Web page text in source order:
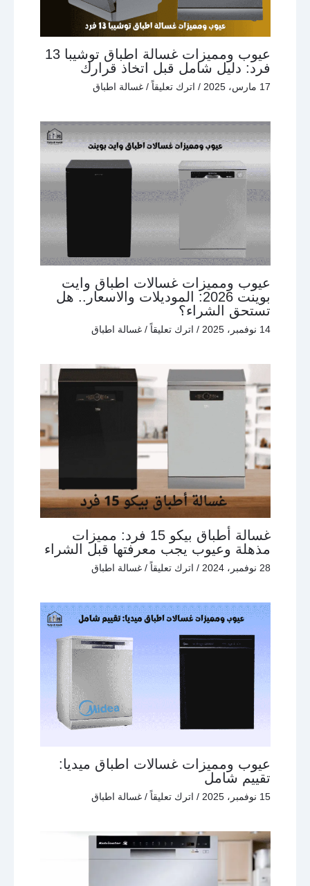
عيوب ومميزات غسالة اطباق توشيبا 13
فرد: دليل شامل قبل اتخاذ قرارك
17 مارس، 2025 / اترك تعليقاً /غسالة اطباق
عيوب ومميزات غسالات اطباق وايت
بوينت 2026: الموديلات والاسعار.. هل
تستحق الشراء؟
14 نوفمبر، 2025 / اترك تعليقاً /غسالة اطباق
غسالة أطباق بيكو 15 فرد: مميزات
مذهلة وعيوب يجب معرفتها قبل الشراء
28 نوفمبر، 2024 / اترك تعليقاً /غسالة اطباق
عيوب ومميزات غسالات اطباق ميديا:
تقييم شامل
15 نوفمبر، 2025 / اترك تعليقاً /غسالة اطباق